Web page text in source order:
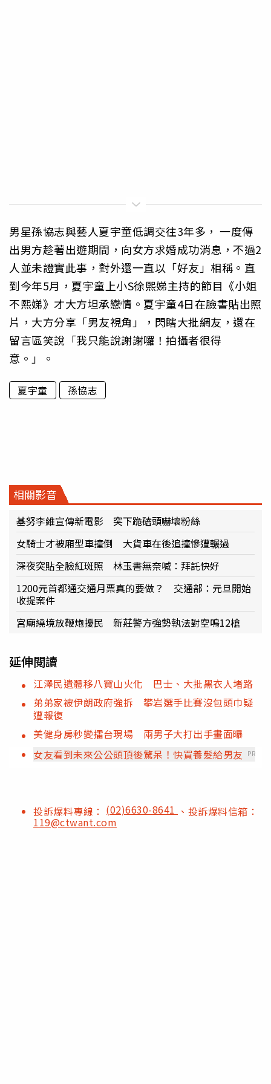
男星孫協志與藝人夏宇童低調交往3年多， 一度傳
出男方趁著出遊期間，向女方求婚成功消息，不過2
人並未證實此事，對外還一直以「好友」相稱。直
到今年5月，夏宇童上小S徐熙娣主持的節目《小姐
不熙娣》才大方坦承戀情。夏宇童4日在臉書貼出照
片，大方分享「男友視角」，閃瞎大批網友，還在
留言區笑說「我只能說謝謝囉！拍攝者很得
意。」。
夏宇童 孫協志
相關影音
基努李維宣傳新電影 突下跪磕頭嚇壞粉絲
女騎士才被廂型車撞倒 大貨車在後追撞慘遭輾過
深夜突貼全臉紅斑照 林玉書無奈喊：拜託快好
1200元首都通交通月票真的要做？ 交通部：元旦開始
收提案件
宮廟繞境放鞭炮擾民 新莊警方強勢執法對空鳴12槍
延伸閱讀
江澤民遺體移八寶山火化 巴士、大批黑衣人堵路
弟弟家被伊朗政府強拆 攀岩選手比賽沒包頭巾疑
遭報復
美健身房秒變擂台現場 兩男子大打出手畫面曝
女友看到未來公公頭頂後驚呆！快買養髮給男友
PR
投訴爆料專線： (02)6630-8641 、投訴爆料信箱：
119@ctwant.com